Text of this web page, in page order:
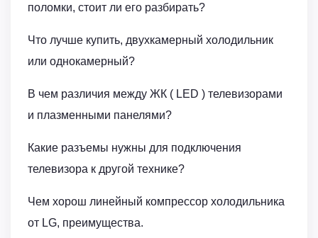
поломки, стоит ли его разбирать?
Что лучше купить, двухкамерный холодильник
или однокамерный?
В чем различия между ЖК ( LED ) телевизорами
и плазменными панелями?
Какие разъемы нужны для подключения
телевизора к другой технике?
Чем хорош линейный компрессор холодильника
от LG, преимущества.